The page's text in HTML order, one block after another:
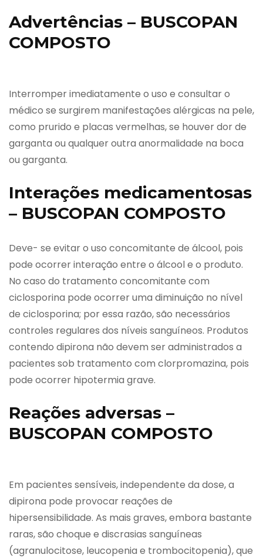
Advertências – BUSCOPAN
COMPOSTO
Interromper imediatamente o uso e consultar o
médico se surgirem manifestações alérgicas na pele,
como prurido e placas vermelhas, se houver dor de
garganta ou qualquer outra anormalidade na boca
ou garganta.
Interações medicamentosas
– BUSCOPAN COMPOSTO
Deve- se evitar o uso concomitante de álcool, pois
pode ocorrer interação entre o álcool e o produto.
No caso do tratamento concomitante com
ciclosporina pode ocorrer uma diminuição no nível
de ciclosporina; por essa razão, são necessários
controles regulares dos níveis sanguíneos. Produtos
contendo dipirona não devem ser administrados a
pacientes sob tratamento com clorpromazina, pois
pode ocorrer hipotermia grave.
Reações adversas –
BUSCOPAN COMPOSTO
Em pacientes sensíveis, independente da dose, a
dipirona pode provocar reações de
hipersensibilidade. As mais graves, embora bastante
raras, são choque e discrasias sanguíneas
(agranulocitose, leucopenia e trombocitopenia), que